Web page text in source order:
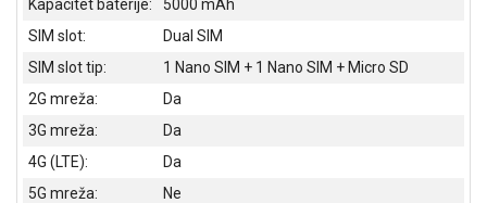
Kapacitet baterije:
5000 mAh
SIM slot:
Dual SIM
SIM slot tip:
1 Nano SIM + 1 Nano SIM + Micro SD
2G mreža:
Da
3G mreža:
Da
4G (LTE):
Da
5G mreža:
Ne